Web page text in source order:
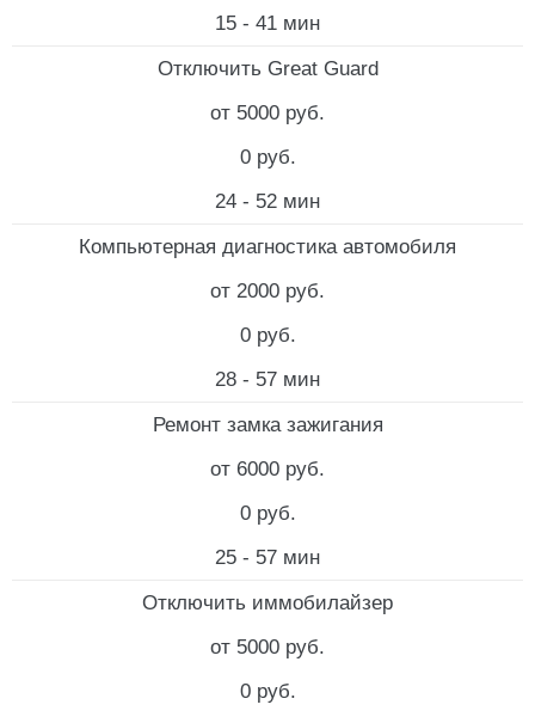
15 - 41 мин
Отключить Great Guard
от 5000 руб.
0 руб.
24 - 52 мин
Компьютерная диагностика автомобиля
от 2000 руб.
0 руб.
28 - 57 мин
Ремонт замка зажигания
от 6000 руб.
0 руб.
25 - 57 мин
Отключить иммобилайзер
от 5000 руб.
0 руб.